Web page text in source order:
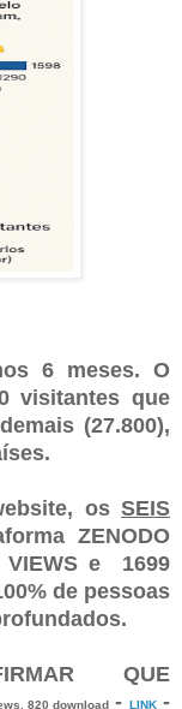
6 meses. O
visitantes que
(27.800),
os SEIS
ZENODO
VIEWS e 1699
de pessoas
QUE
820 download - LINK-